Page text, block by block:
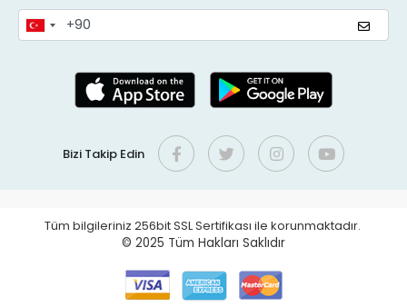
Bizi Takip Edin
Tüm bilgileriniz 256bit SSL Sertifikası ile korunmaktadır.
© 2025 Tüm Hakları Saklıdır